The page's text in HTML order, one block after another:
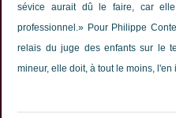
sévice aurait dû le faire, car
professionnel.» Pour Philippe
relais du juge des enfants sur le
mineur, elle doit, à tout le moins, l'en